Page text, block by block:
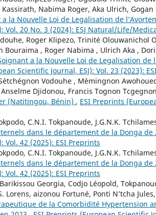
Nabima Roger, Aka Ulrich,
la Nouvelle Loi de Legalisation de
Vol. 20 No. 3 (2024): ESJ Natural/Life/
Roger Klipezo, Trinité Olouwanichol
Bouraima , Roger Nabima , Ulrich Aka ,
a la Nouvelle Loi de Legalisation de
Scientific Journal, ESJ): Vol. 23 (2023):
Vodouhe , Mèmingnon
Djidonou, Francis Tognon
(Natitingou, Bénin) , ESI Preprints
C.N.I. Tokpanoude, J.G.N.K.
dans le département de la Donga de
Vol. 42 (2025): ESI Preprints
C.N.I. Tokpanoude, J.G.N.K.
dans le département de la Donga de
Vol. 42 (2025): ESI Preprints
Georgia, Codjo Léopold,
Lorens, aizonou Fortuné, Ponti N’tcha
de la Comorbidité Hypertension